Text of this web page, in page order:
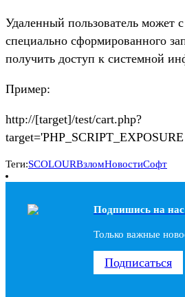
Удаленный пользователь может
специально сформированного
получить доступ к системной
Пример:
http://[target]/test/cart.php?
target='PHP_SCRIPT_EXPOSURE
Теги:SCOLOURВзломНовостиСофт
Подпишись на наc
Только важные
Подписаться